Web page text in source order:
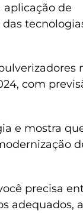
aplicação de
com
e mostra
precisa
adequados,